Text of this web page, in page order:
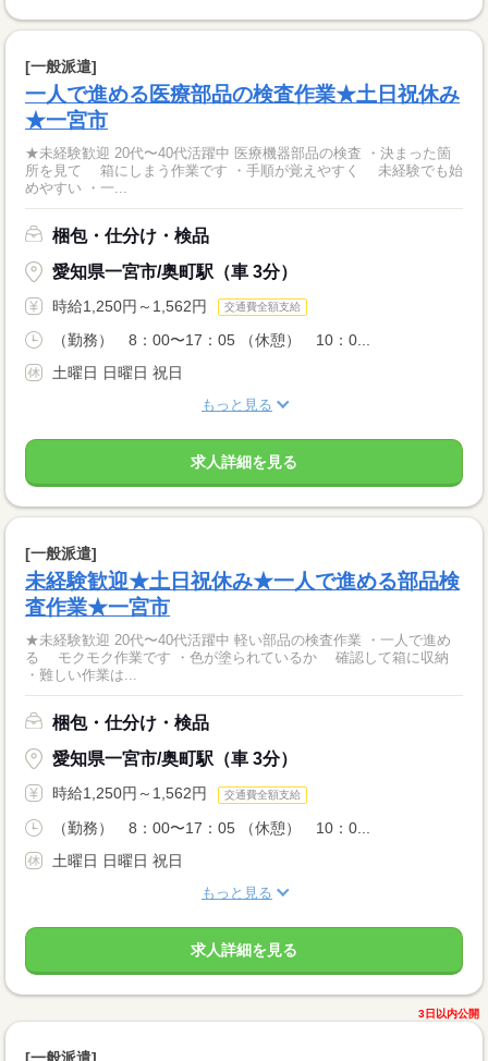
[一般派遣]
一人で進める医療部品の検査作業★土日祝休み
★一宮市
★未経験歓迎 20代〜40代活躍中 医療機器部品の検査 ・決まった箇
所を見て 箱にしまう作業です ・手順が覚えやすく 未経験でも始
めやすい ・一...
梱包・仕分け・検品
愛知県一宮市/奥町駅（車 3分）
時給1,250円～1,562円 交通費全額支給
（勤務） 8：00〜17：05 （休憩） 10：0...
土曜日 日曜日 祝日
もっと見る
求人詳細を見る
[一般派遣]
未経験歓迎★土日祝休み★一人で進める部品検
査作業★一宮市
★未経験歓迎 20代〜40代活躍中 軽い部品の検査作業 ・一人で進め
る モクモク作業です ・色が塗られているか 確認して箱に収納
・難しい作業は...
梱包・仕分け・検品
愛知県一宮市/奥町駅（車 3分）
時給1,250円～1,562円 交通費全額支給
（勤務） 8：00〜17：05 （休憩） 10：0...
土曜日 日曜日 祝日
もっと見る
求人詳細を見る
3日以内公開
[一般派遣]